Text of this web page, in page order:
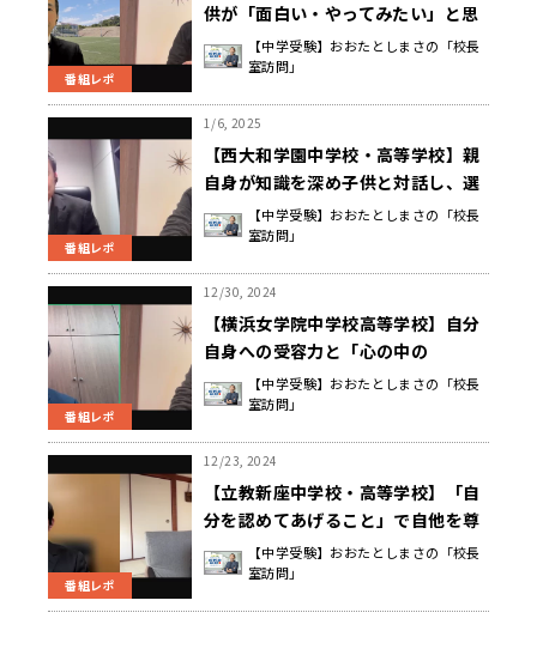
番組レポ
供が「面白い・やってみたい」と思
える出来事に出会うために家庭でで
きること 小林 道夫 校長先生
【中学受験】おおたとしまさの「校長
室訪問」
番組レポ
1/6, 2025
【西大和学園中学校・高等学校】親
自身が知識を深め子供と対話し、選
択肢を与えてあげる 岡田 清弘 学園
長
【中学受験】おおたとしまさの「校長
室訪問」
番組レポ
12/30, 2024
【横浜女学院中学校高等学校】自分
自身への受容力と「心の中の
GPS」 平間 宏一 校長先生
【中学受験】おおたとしまさの「校長
室訪問」
番組レポ
12/23, 2024
【立教新座中学校・高等学校】「自
分を認めてあげること」で自他を尊
重できるようになる 佐藤 忠博 校長
先生
【中学受験】おおたとしまさの「校長
室訪問」